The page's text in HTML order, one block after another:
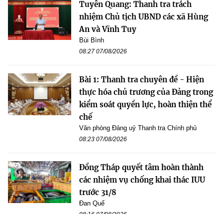
Tuyên Quang: Thanh tra trách
nhiệm Chủ tịch UBND các xã Hùng
An và Vĩnh Tuy
Bùi Bình
08:27 07/08/2026
Bài 1: Thanh tra chuyên đề - Hiện
thực hóa chủ trương của Đảng trong
kiểm soát quyền lực, hoàn thiện thể
chế
Văn phòng Đảng uỷ Thanh tra Chính phủ
08:23 07/08/2026
Đồng Tháp quyết tâm hoàn thành
các nhiệm vụ chống khai thác IUU
trước 31/8
Đan Quế